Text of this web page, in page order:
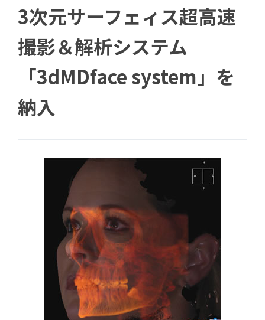
3次元サーフェィス超高速
撮影＆解析システム
「3dMDface system」を
納入